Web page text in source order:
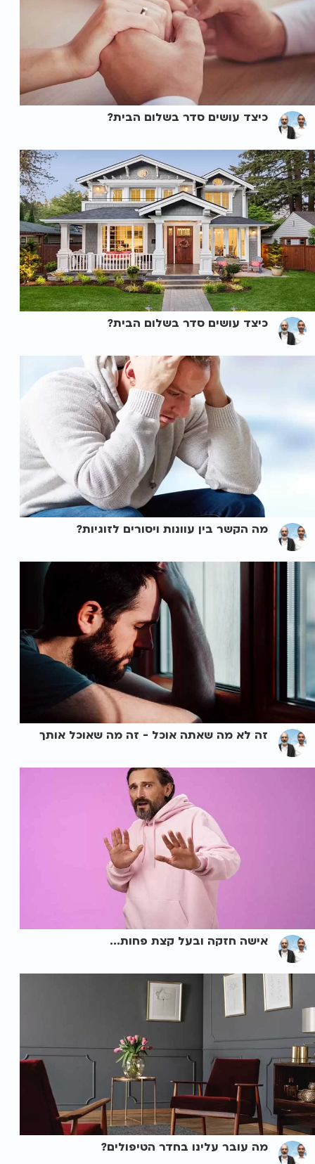
כיצד עושים סדר בשלום הבית?
כיצד עושים סדר בשלום הבית?
מה הקשר בין עוונות ויסורים לזוגיות?
זה לא מה שאתה אוכל - זה מה שאוכל אותך
אישה חזקה ובעל קצת פחות...
מה עובר עלינו בחדר הטיפולים?